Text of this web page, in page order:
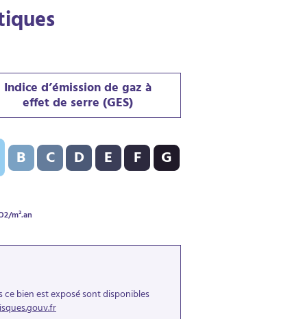
46 kWh/m².an
Indice d’émission de gaz à
effet de serre (GES)
de gaz à effet de serre (GES) : A - 1 kgeqCO2/m².an
m².an
B C D E F G
bien est exposé sont disponibles